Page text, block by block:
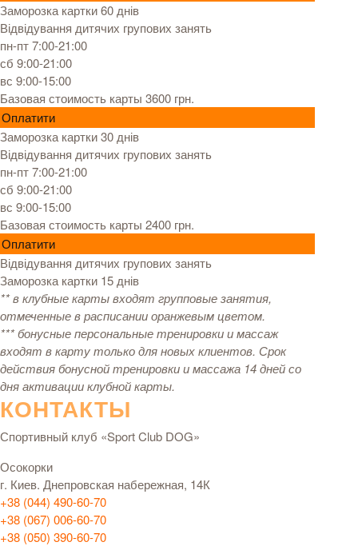
Заморозка картки 60 днів
Відвідування дитячих групових занять
пн-пт 7:00-21:00
сб 9:00-21:00
вс 9:00-15:00
Базовая стоимость карты 3600 грн.
Оплатити
Заморозка картки 30 днів
Відвідування дитячих групових занять
пн-пт 7:00-21:00
сб 9:00-21:00
вс 9:00-15:00
Базовая стоимость карты 2400 грн.
Оплатити
Відвідування дитячих групових занять
Заморозка картки 15 днів
** в клубные карты входят групповые занятия,
отмеченные в расписании оранжевым цветом.
*** бонусные персональные тренировки и массаж
входят в карту только для новых клиентов. Срок
действия бонусной тренировки и массажа 14 дней со
дня активации клубной карты.
КОНТАКТЫ
Спортивный клуб «Sport Club DOG»
Осокорки
г. Киев. Днепровская набережная, 14К
+38 (044) 490-60-70
+38 (067) 006-60-70
+38 (050) 390-60-70